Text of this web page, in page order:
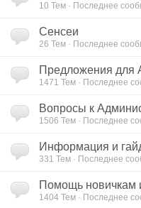
10 Тем · Последнее
Сенсеи
26 Тем · Последнее
Предложения для
1471 Тем · Последнее
Вопросы к
1506 Тем · Последнее
Информация и
331 Тем · Последнее
Помощь новичкам
1404 Тем · Последнее